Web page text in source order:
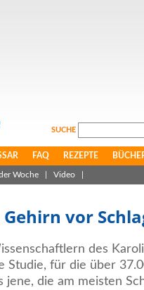
SUCHE
FAQ REZEPTE
Woche Video
vor
des
Studie, für die über
jene, die am meisten